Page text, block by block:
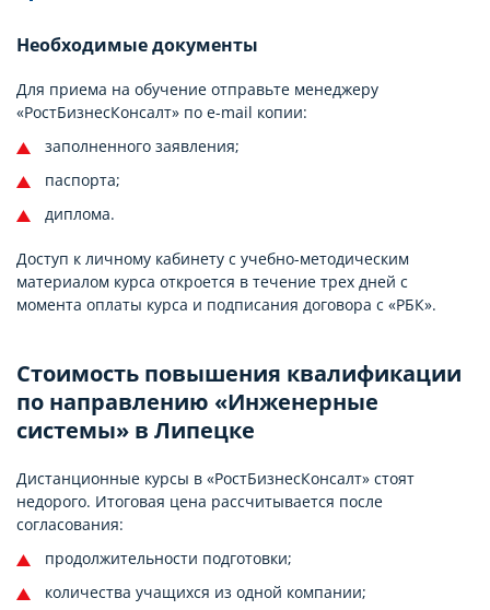
Необходимые документы
Для приема на обучение отправьте менеджеру
«РостБизнесКонсалт» по e-mail копии:
заполненного заявления;
паспорта;
диплома.
Доступ к личному кабинету с учебно-методическим
материалом курса откроется в течение трех дней с
момента оплаты курса и подписания договора с «РБК».
Стоимость повышения квалификации
по направлению «Инженерные
системы» в Липецке
Дистанционные курсы в «РостБизнесКонсалт» стоят
недорого. Итоговая цена рассчитывается после
согласования:
продолжительности подготовки;
количества учащихся из одной компании;